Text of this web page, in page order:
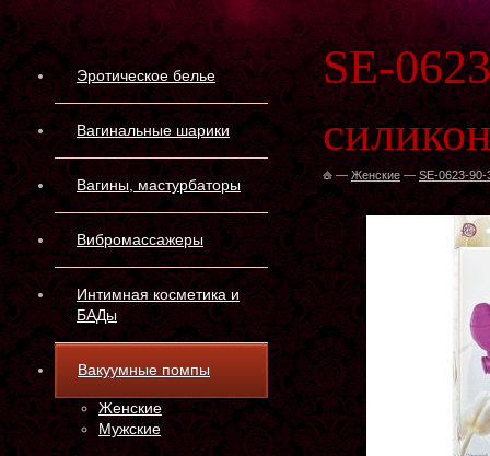
Эротическое белье
Вагинальные шарики
Вагины, мастурбаторы
Вибромассажеры
Интимная косметика и
БАДы
Вакуумные помпы
Женские
Мужские
SE-
—Женские —SE-0623-